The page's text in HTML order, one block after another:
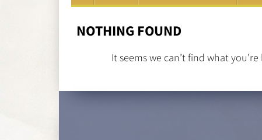
NOTHING FOUND
It seems we can’t find what